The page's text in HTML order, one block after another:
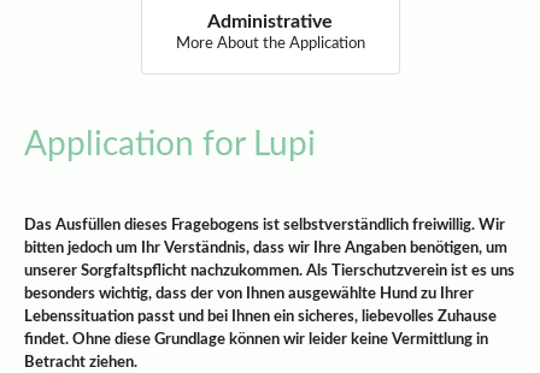
Administrative
More About the Application
Application for Lupi
Das Ausfüllen dieses Fragebogens ist selbstverständlich freiwillig. Wir
bitten jedoch um Ihr Verständnis, dass wir Ihre Angaben benötigen, um
unserer Sorgfaltspflicht nachzukommen. Als Tierschutzverein ist es uns
besonders wichtig, dass der von Ihnen ausgewählte Hund zu Ihrer
Lebenssituation passt und bei Ihnen ein sicheres, liebevolles Zuhause
findet. Ohne diese Grundlage können wir leider keine Vermittlung in
Betracht ziehen.